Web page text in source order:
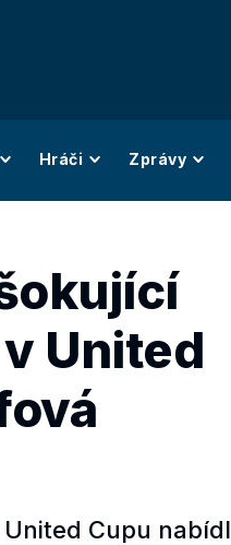
Hráči Zprávy
United
Cupu nabídl